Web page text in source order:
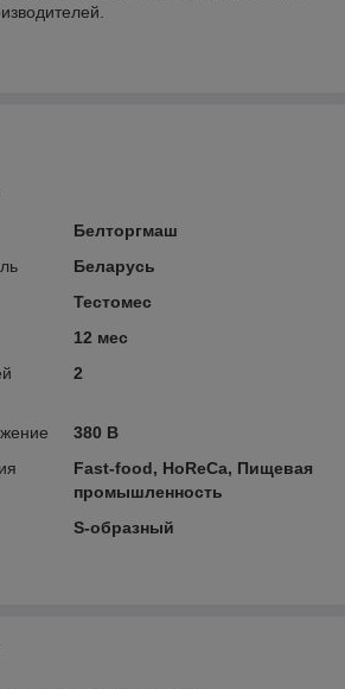
Белторгмаш
Беларусь
Тестомес
12 мес
2
380 В
Fast-food, HoReCa, Пищевая
промышленность
S-образный